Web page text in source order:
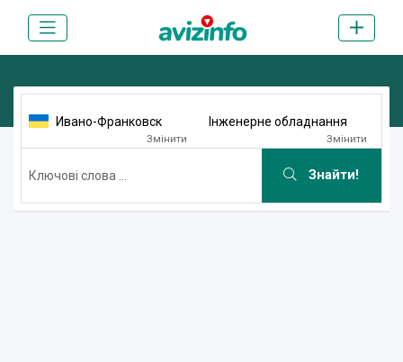
Ивано-Франковск
Змінити
Інженерне обладнання
Змінити
Знайти!